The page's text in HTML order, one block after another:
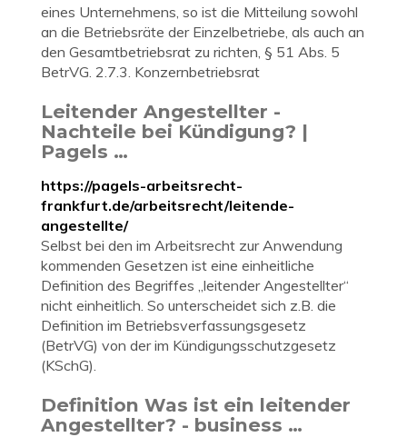
eines Unternehmens, so ist die Mitteilung sowohl
an die Betriebsräte der Einzelbetriebe, als auch an
den Gesamtbetriebsrat zu richten, § 51 Abs. 5
BetrVG. 2.7.3. Konzernbetriebsrat
Leitender Angestellter -
Nachteile bei Kündigung? |
Pagels …
https://pagels-arbeitsrecht-
frankfurt.de/arbeitsrecht/leitende-
angestellte/
Selbst bei den im Arbeitsrecht zur Anwendung
kommenden Gesetzen ist eine einheitliche
Definition des Begriffes „leitender Angestellter“
nicht einheitlich. So unterscheidet sich z.B. die
Definition im Betriebsverfassungsgesetz
(BetrVG) von der im Kündigungsschutzgesetz
(KSchG).
Definition Was ist ein leitender
Angestellter? - business …